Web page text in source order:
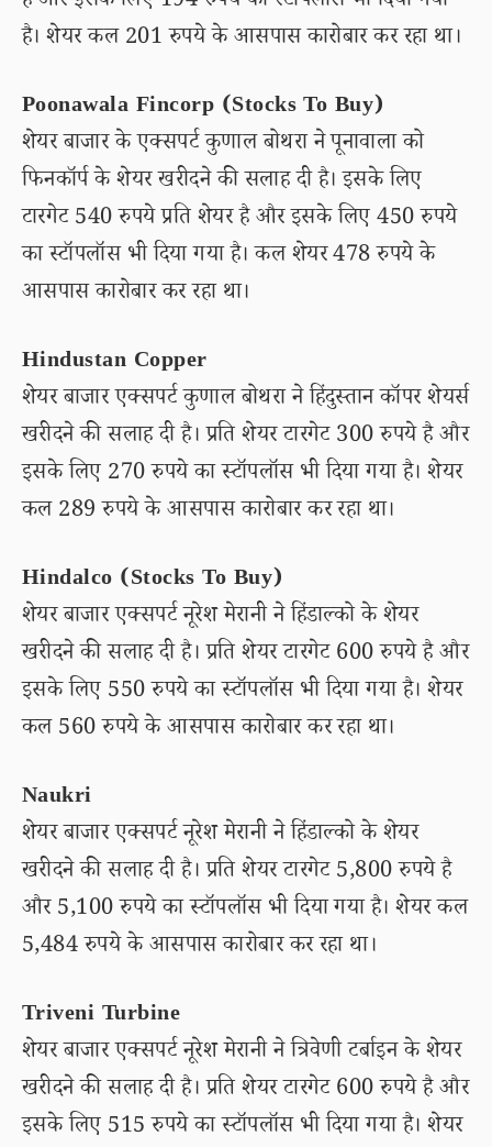
है। शेयर कल 201 रुपये के आसपास कारोबार कर रहा था।
Poonawala Fincorp (Stocks To Buy)
शेयर बाजार के एक्सपर्ट कुणाल बोथरा ने पूनावाला को
फिनकॉर्प के शेयर खरीदने की सलाह दी है। इसके लिए
टारगेट 540 रुपये प्रति शेयर है और इसके लिए 450 रुपये
का स्टॉपलॉस भी दिया गया है। कल शेयर 478 रुपये के
आसपास कारोबार कर रहा था।
Hindustan Copper
शेयर बाजार एक्सपर्ट कुणाल बोथरा ने हिंदुस्तान कॉपर शेयर्स
खरीदने की सलाह दी है। प्रति शेयर टारगेट 300 रुपये है और
इसके लिए 270 रुपये का स्टॉपलॉस भी दिया गया है। शेयर
कल 289 रुपये के आसपास कारोबार कर रहा था।
Hindalco (Stocks To Buy)
शेयर बाजार एक्सपर्ट नूरेश मेरानी ने हिंडाल्को के शेयर
खरीदने की सलाह दी है। प्रति शेयर टारगेट 600 रुपये है और
इसके लिए 550 रुपये का स्टॉपलॉस भी दिया गया है। शेयर
कल 560 रुपये के आसपास कारोबार कर रहा था।
Naukri
शेयर बाजार एक्सपर्ट नूरेश मेरानी ने हिंडाल्को के शेयर
खरीदने की सलाह दी है। प्रति शेयर टारगेट 5,800 रुपये है
और 5,100 रुपये का स्टॉपलॉस भी दिया गया है। शेयर कल
5,484 रुपये के आसपास कारोबार कर रहा था।
Triveni Turbine
शेयर बाजार एक्सपर्ट नूरेश मेरानी ने त्रिवेणी टर्बाइन के शेयर
खरीदने की सलाह दी है। प्रति शेयर टारगेट 600 रुपये है और
इसके लिए 515 रुपये का स्टॉपलॉस भी दिया गया है। शेयर